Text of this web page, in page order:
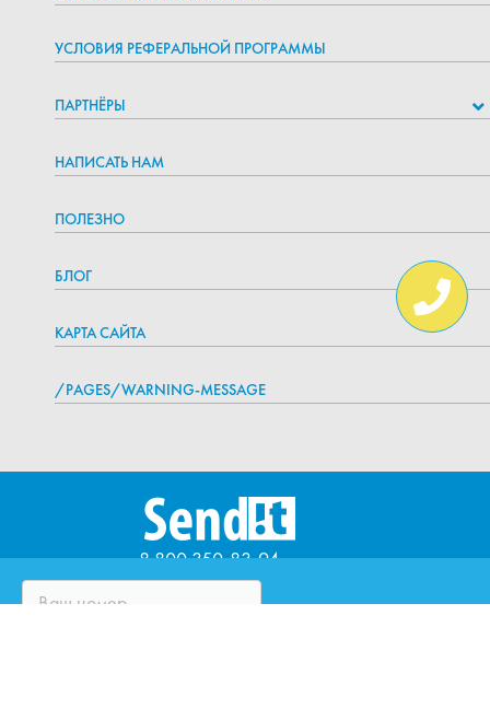
УСЛОВИЯ РЕФЕРАЛЬНОЙ ПРОГРАММЫ
ПАРТНЁРЫ
НАПИСАТЬ НАМ
ПОЛЕЗНО
БЛОГ
КАРТА САЙТА
/PAGES/WARNING-MESSAGE
8 800 350-83-94